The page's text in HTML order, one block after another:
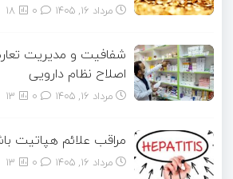
مرداد ۱۶, ۱۴۰۵ 18
شفافیت و مدیریت
اصلاح نظام دارویی
مرداد ۱۶, ۱۴۰۵ 13
مراقب علائم هپاتیت
مرداد ۱۶, ۱۴۰۵ 13